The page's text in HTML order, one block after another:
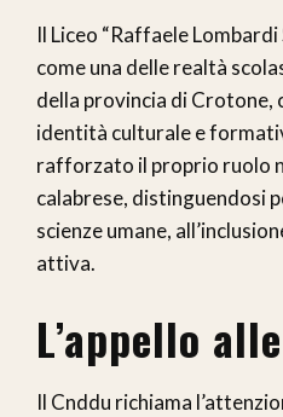
Il Liceo “Raffaele
come una delle realtà
della provincia di Crotone,
identità culturale e
rafforzato il proprio ruolo
calabrese, distinguendosi
scienze umane,
attiva.
L’appello
Il Cnddu richiama